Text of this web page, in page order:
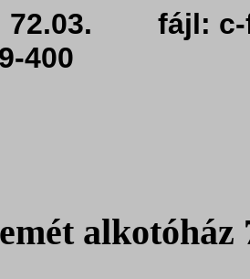
72.03. fájl:
400
alkotóház